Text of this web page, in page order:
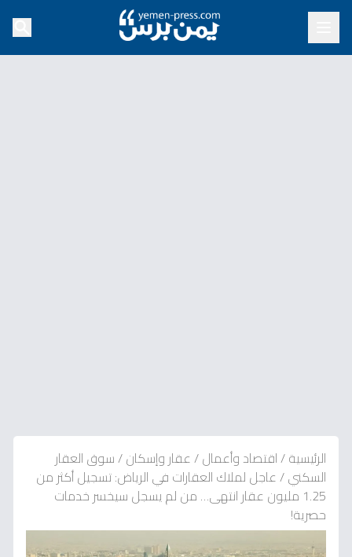
الرئيسية/اقتصاد وأعمال/عقار وإسكان/سوق العقار
السكني/عاجل لملاك العقارات في الرياض: تسجيل أكثر من
1.25 مليون عقار انتهى… من لم يسجل سيخسر خدمات
حصرية!